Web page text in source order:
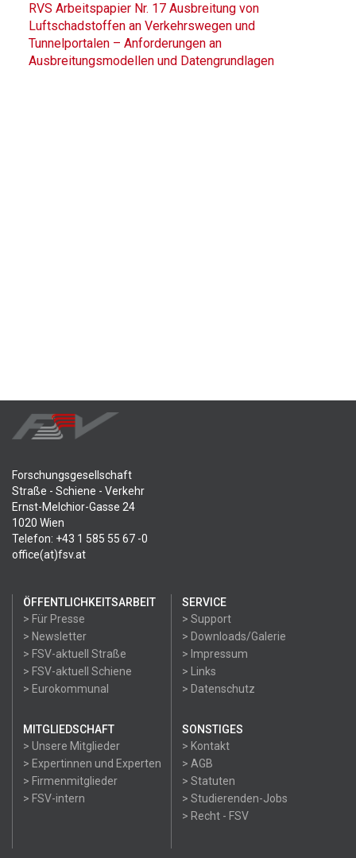
RVS Arbeitspapier Nr. 17 Ausbreitung von
Luftschadstoffen an Verkehrswegen und
Tunnelportalen – Anforderungen an
Ausbreitungsmodellen und Datengrundlagen
Forschungsgesellschaft
Straße - Schiene - Verkehr
Ernst-Melchior-Gasse 24
1020 Wien
Telefon: +43 1 585 55 67 -0
office(at)fsv.at
ÖFFENTLICHKEITSARBEIT
> Für Presse
> Newsletter
> FSV-aktuell Straße
> FSV-aktuell Schiene
> Eurokommunal
SERVICE
> Support
> Downloads/Galerie
> Impressum
> Links
> Datenschutz
MITGLIEDSCHAFT
> Unsere Mitglieder
> Expertinnen und Experten
> Firmenmitglieder
> FSV-intern
SONSTIGES
> Kontakt
> AGB
> Statuten
> Studierenden-Jobs
> Recht - FSV